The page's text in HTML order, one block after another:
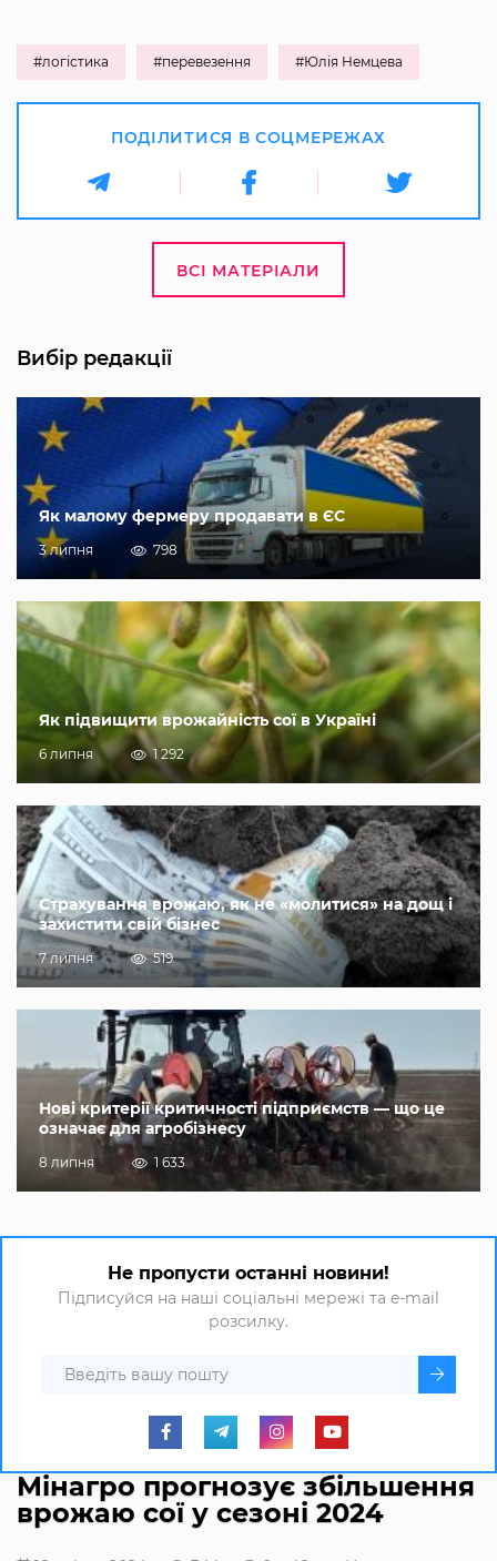
#логістика #перевезення #Юлія Немцева
ПОДІЛИТИСЯ В СОЦМЕРЕЖАХ
ВСІ МАТЕРІАЛИ
Вибір редакції
Як малому фермеру продавати в ЄС
3 липня 798
Як підвищити врожайність сої в Україні
6 липня 1 292
Страхування врожаю, як не «молитися» на дощ і
захистити свій бізнес
7 липня 519
Нові критерії критичності підприємств — що це
означає для агробізнесу
8 липня 1 633
Не пропусти останні новини!
Підписуйся на наші соціальні мережі та e-mail
розсилку.
Мінагро прогнозує збільшення
врожаю сої у сезоні 2024